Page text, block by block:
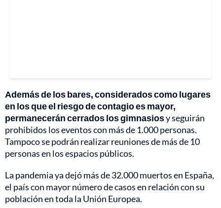
Además de los bares, considerados como lugares
en los que el riesgo de contagio es mayor,
permanecerán cerrados los gimnasiosy seguirán
prohibidos los eventos con más de 1.000 personas.
Tampoco se podrán realizar reuniones de más de 10
personas en los espacios públicos.
La pandemia ya dejó más de 32.000 muertos en España,
el país con mayor número de casos en relación con su
población en toda la Unión Europea.